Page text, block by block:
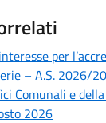
per
– A.S. 2026/
Comunali e
2026